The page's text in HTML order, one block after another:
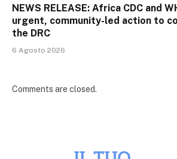
NEWS RELEASE: Africa CDC and
urgent, community-led action to
the DRC
6 Agosto 2026
Comments are closed.